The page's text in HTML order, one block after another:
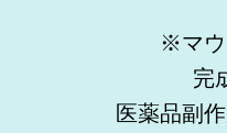
※マウ
完
医薬品副